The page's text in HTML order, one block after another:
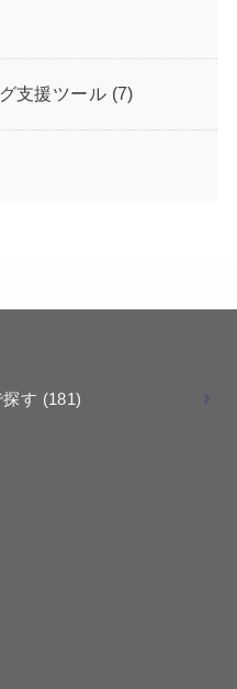
支援ツール (7)
探す (181)